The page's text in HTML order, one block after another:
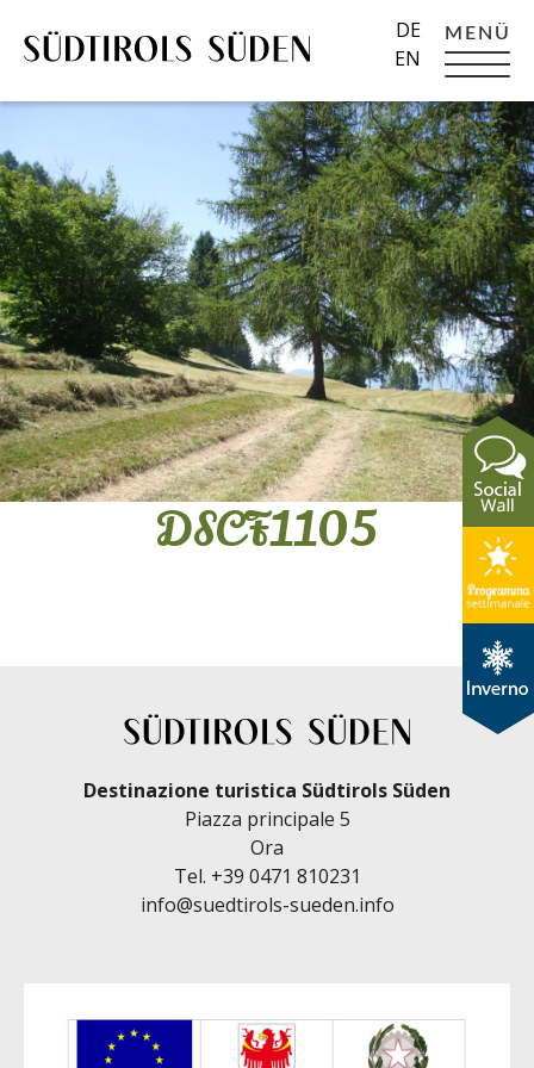
MENÜ
DE
EN
DSCF1105
Destinazione turistica Südtirols Süden
Piazza principale 5
Ora
Tel. +39 0471 810231
info@suedtirols-sueden.info